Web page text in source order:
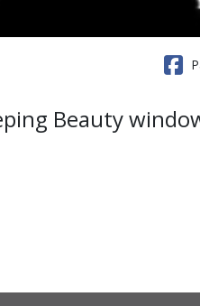
Beauty